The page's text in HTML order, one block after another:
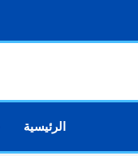
المحتوى
الرئيسية